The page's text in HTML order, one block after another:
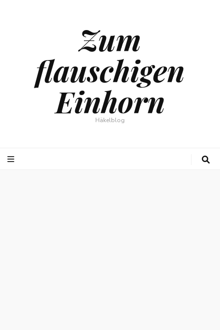
Zum
flauschigen
Einhorn
Häkelblog